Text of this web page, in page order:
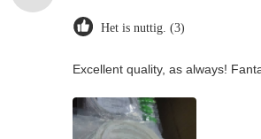
Het is nuttig. (3)
Excellent quality, as always!